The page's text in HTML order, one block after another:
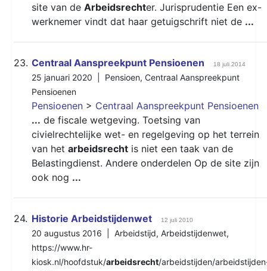
site van de Arbeidsrechter. Jurisprudentie Een ex-
werknemer vindt dat haar getuigschrift niet de ...
23. Centraal Aanspreekpunt Pensioenen 18 juli 2014
25 januari 2020 | Pensioen, Centraal Aanspreekpunt
Pensioenen
Pensioenen > Centraal Aanspreekpunt Pensioenen
... de fiscale wetgeving. Toetsing van
civielrechtelijke wet- en regelgeving op het terrein
van het arbeidsrecht is niet een taak van de
Belastingdienst. Andere onderdelen Op de site zijn
ook nog ...
24. Historie Arbeidstijdenwet 12 juli 2010
20 augustus 2016 | Arbeidstijd, Arbeidstijdenwet,
https://www.hr-
kiosk.nl/hoofdstuk/arbeidsrecht/arbeidstijden/